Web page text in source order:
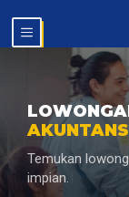
isi
MENU
Temukan
impian.